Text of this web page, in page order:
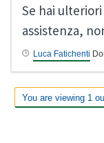
Se hai
assistenza,
Luca Fatichenti
You are viewing 1